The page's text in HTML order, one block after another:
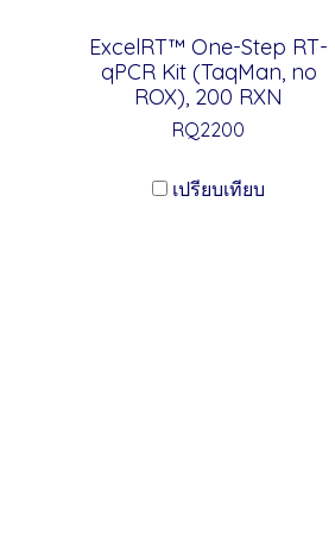
ExcelRT™ One-Step RT-
qPCR Kit (TaqMan, no
ROX), 200 RXN
RQ2200
เปรียบเทียบ